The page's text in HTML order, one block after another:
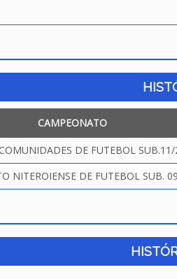
CAMPEONATO
DE FUTEBOL
NITEROIENSE DE FUTEBOL SUB.